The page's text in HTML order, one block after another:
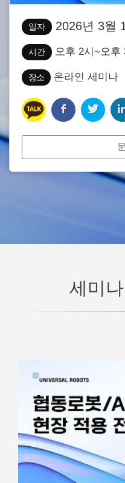
일자 2026년 3월
시간 오후 2시~오후
장소 온라인 세미나
세미나